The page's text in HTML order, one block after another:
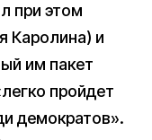
при этом
Каролина) и
им пакет
пройдет
демократов».